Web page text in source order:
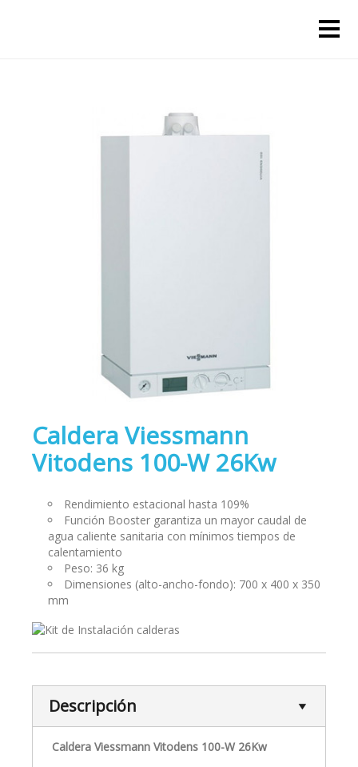
Caldera Viessmann
Vitodens 100-W 26Kw
Rendimiento estacional hasta 109%
Función Booster garantiza un mayor caudal de
agua caliente sanitaria con mínimos tiempos de
calentamiento
Peso: 36 kg
Dimensiones (alto-ancho-fondo): 700 x 400 x 350
mm
Descripción
Caldera Viessmann Vitodens 100-W 26Kw